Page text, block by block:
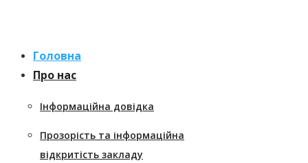
содержанию
Головна
Про нас
Інформаційна довідка
Прозорість та інформаційна
відкритість закладу